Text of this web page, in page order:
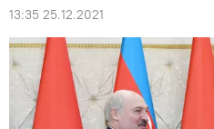
13:35 25.12.2021